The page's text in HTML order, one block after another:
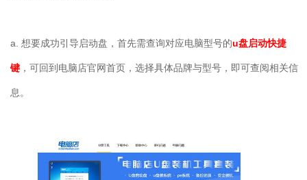
a. 想要成功引导启动盘，首先需查询对应电脑型号的u盘启动快捷
键 ，可回到电脑店官网首页，选择具体品牌与型号，即可查阅相关信
息。